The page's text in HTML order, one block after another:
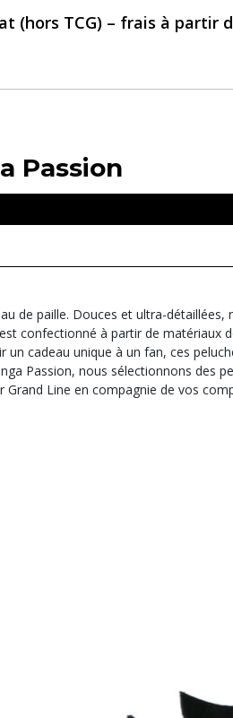
(hors TCG) – frais à partir
Passion
de paille. Douces et ultra-
confectionné à partir de
cadeau unique à un fan, ces
Passion, nous sélectionnons des
Line en compagnie de vos